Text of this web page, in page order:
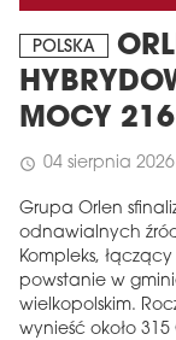
POLSKA
MOCY
schedule 04 sierpnia 2026
Grupa Orlen
odnawialnych
Kompleks,
powstanie w
wielkopolskim.
wynieść około